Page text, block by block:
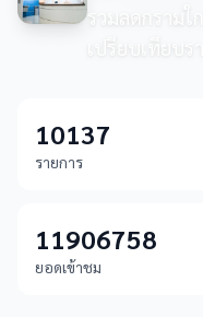
รวมลดกราม
เปรียบเทียบร
10137
รายการ
11906758
ยอดเข้าชม